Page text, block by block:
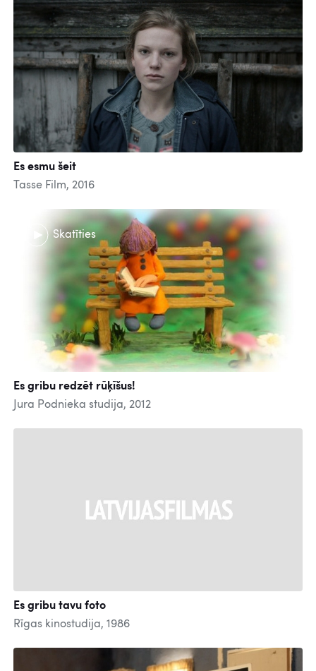
Es esmu šeit
Tasse Film, 2016
Skatīties
Es gribu redzēt rūķīšus!
Jura Podnieka studija, 2012
Es gribu tavu foto
Rīgas kinostudija, 1986